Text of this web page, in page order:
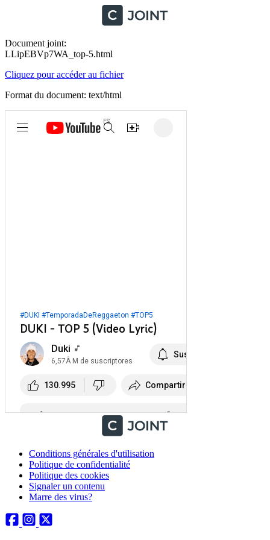
Document joint:
LLipEBVp7WA_top-5.html
Cliquez pour accéder au fichier
Format du document: text/html
Conditions générales d'utilisation
Politique de confidentialité
Politique des cookies
Signaler un contenu
Marre des virus?